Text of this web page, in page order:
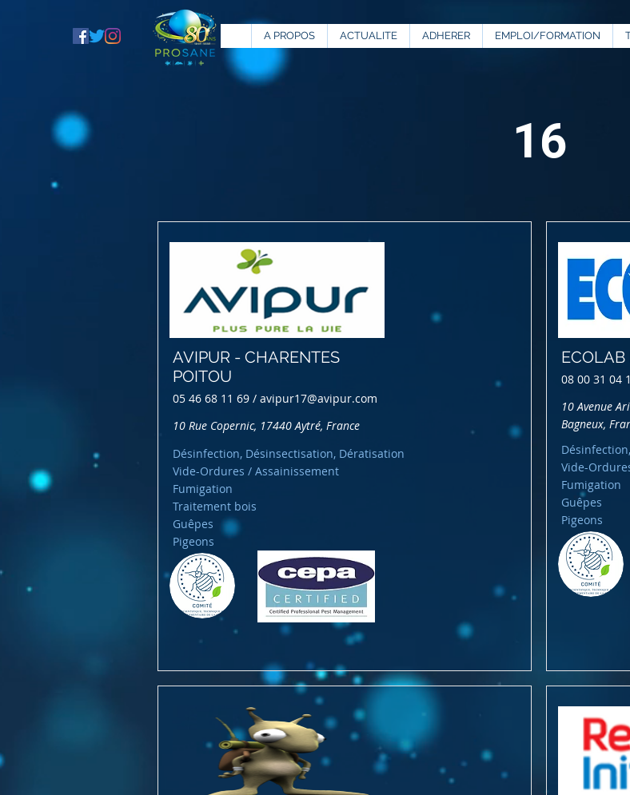
A PROPOS ACTUALITE ADHERER EMPLOI/FORMATION
16
AVIPUR - CHARENTES
POITOU
05 46 68 11 69 / avipur17@avipur.com
10 Rue Copernic, 17440 Aytré, France
Désinfection, Désinsectisation, Dératisation
Vide-Ordures / Assainissement
Fumigation
Traitement bois
Guêpes
Pigeons
ECOLAB
08 00 31 04
10 Avenue
Bagneux,
Vide-
Fumigation
Guêpes
Pigeons